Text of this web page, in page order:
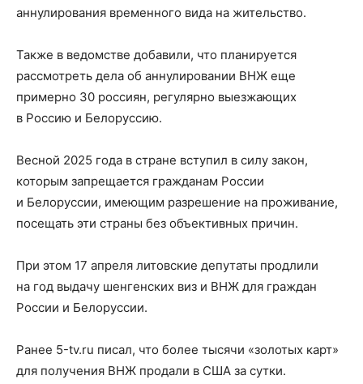
аннулирования временного вида на жительство.
Также в ведомстве добавили, что планируется
рассмотреть дела об аннулировании ВНЖ еще
примерно 30 россиян, регулярно выезжающих
в Россию и Белоруссию.
Весной 2025 года в стране вступил в силу закон,
которым запрещается гражданам России
и Белоруссии, имеющим разрешение на проживание,
посещать эти страны без объективных причин.
При этом 17 апреля литовские депутаты продлили
на год выдачу шенгенских виз и ВНЖ для граждан
России и Белоруссии.
Ранее 5-tv.ru писал, что более тысячи «золотых карт»
для получения ВНЖ продали в США за сутки.